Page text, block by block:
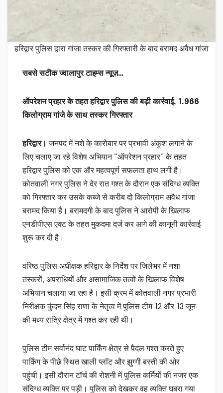
हरिद्वार पुलिस द्वारा गांजा तस्कर की गिरफ्तारी के बाद बरामद अवैध गांजा
सबसे सटीक ज्वालापुर टाइम्स न्यूज़…
ऑपरेशन प्रहार के तहत हरिद्वार पुलिस की बड़ी कार्रवाई, 1.966
किलोग्राम गांजे के साथ तस्कर गिरफ्तार
हरिद्वार। जनपद में नशे के कारोबार पर प्रभावी अंकुश लगाने के
लिए चलाए जा रहे विशेष अभियान “ऑपरेशन प्रहार” के तहत
हरिद्वार पुलिस को एक और महत्वपूर्ण सफलता हाथ लगी है।
कोतवाली नगर पुलिस ने देर रात गश्त के दौरान एक संदिग्ध व्यक्ति
को गिरफ्तार कर उसके कब्जे से करीब दो किलोग्राम अवैध गांजा
बरामद किया है। बरामदगी के बाद पुलिस ने आरोपी के खिलाफ
एनडीपीएस एक्ट के तहत मुकदमा दर्ज कर आगे की कानूनी कार्रवाई
शुरू कर दी है।
वरिष्ठ पुलिस अधीक्षक हरिद्वार के निर्देश पर जिलेभर में नशा
तस्करों, अपराधियों और असामाजिक तत्वों के खिलाफ विशेष
अभियान चलाया जा रहा है। इसी क्रम में कोतवाली नगर प्रभारी
निरीक्षक कुंदन सिंह राणा के नेतृत्व में पुलिस टीम 12 और 13 जून
की मध्य रात्रि क्षेत्र में गश्त कर रही थी।
पुलिस टीम सर्वानंद घाट पार्किंग क्षेत्र से पैदल गश्त करते हुए
पार्किंग के पीछे स्थित खाली प्लॉट और झुग्गी बस्ती की ओर
पहुंची। इसी दौरान टॉर्च की रोशनी में पुलिस कर्मियों की नजर एक
संदिग्ध व्यक्ति पर पड़ी। पुलिस को देखकर वह व्यक्ति घबरा गया